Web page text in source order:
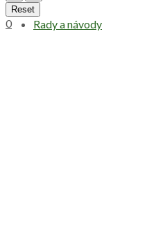
Rady a návody
Reset
0